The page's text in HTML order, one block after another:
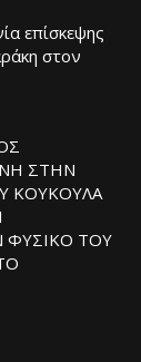
επίσκεψης
στον
ΣΤΗΝ
ΚΟΥΚΟΥΛΑ
ΦΥΣΙΚΟ ΤOY